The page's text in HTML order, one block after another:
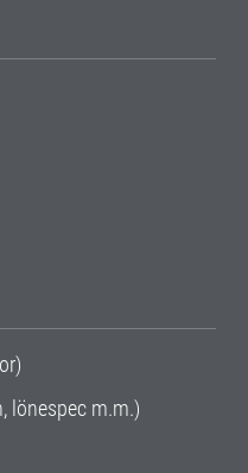
lönespec m.m.)